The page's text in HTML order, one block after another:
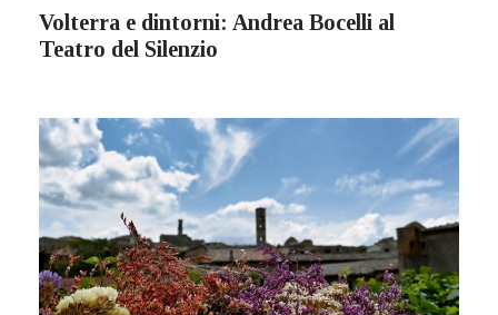
Volterra e dintorni: Andrea Bocelli al
Teatro del Silenzio